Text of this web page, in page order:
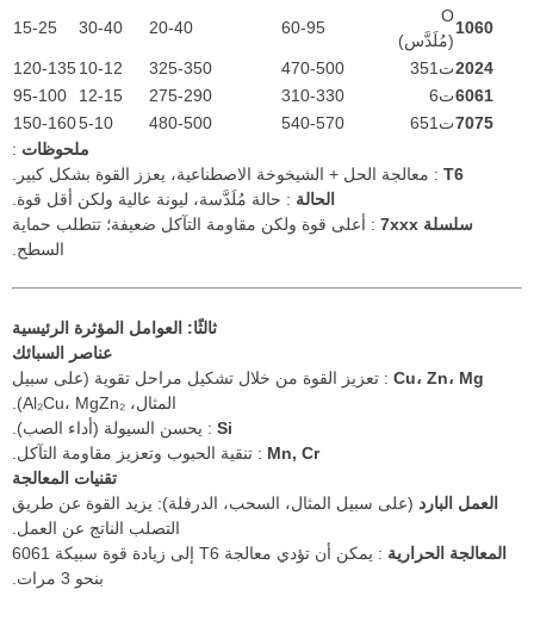
1060
O
(مُلَدَّس)
60-95
20-40
30-40
15-25
2024ت351 470-500
325-350
10-12
120-135
6061ت6 310-330
275-290
12-15
95-100
7075ت651 540-570
480-500
5-10
150-160
ملحوظات :
T6 : معالجة الحل + الشيخوخة الاصطناعية، يعزز القوة بشكل كبير.
الحالة : حالة مُلَدَّسة، ليونة عالية ولكن أقل قوة.
سلسلة 7xxx
: أعلى قوة ولكن مقاومة التآكل ضعيفة؛ تتطلب حماية
السطح.
ثالثًا: العوامل المؤثرة الرئيسية
عناصر السبائك
Cu، Zn، Mg : تعزيز القوة من خلال تشكيل مراحل تقوية (على سبيل
المثال، Al₂Cu، MgZn₂).
Si : يحسن السيولة (أداء الصب).
Mn, Cr : تنقية الحبوب وتعزيز مقاومة التآكل.
تقنيات المعالجة
العمل البارد (على سبيل المثال، السحب، الدرفلة): يزيد القوة عن طريق
التصلب الناتج عن العمل.
المعالجة الحرارية
: يمكن أن تؤدي معالجة T6 إلى زيادة قوة سبيكة 6061
بنحو 3 مرات.